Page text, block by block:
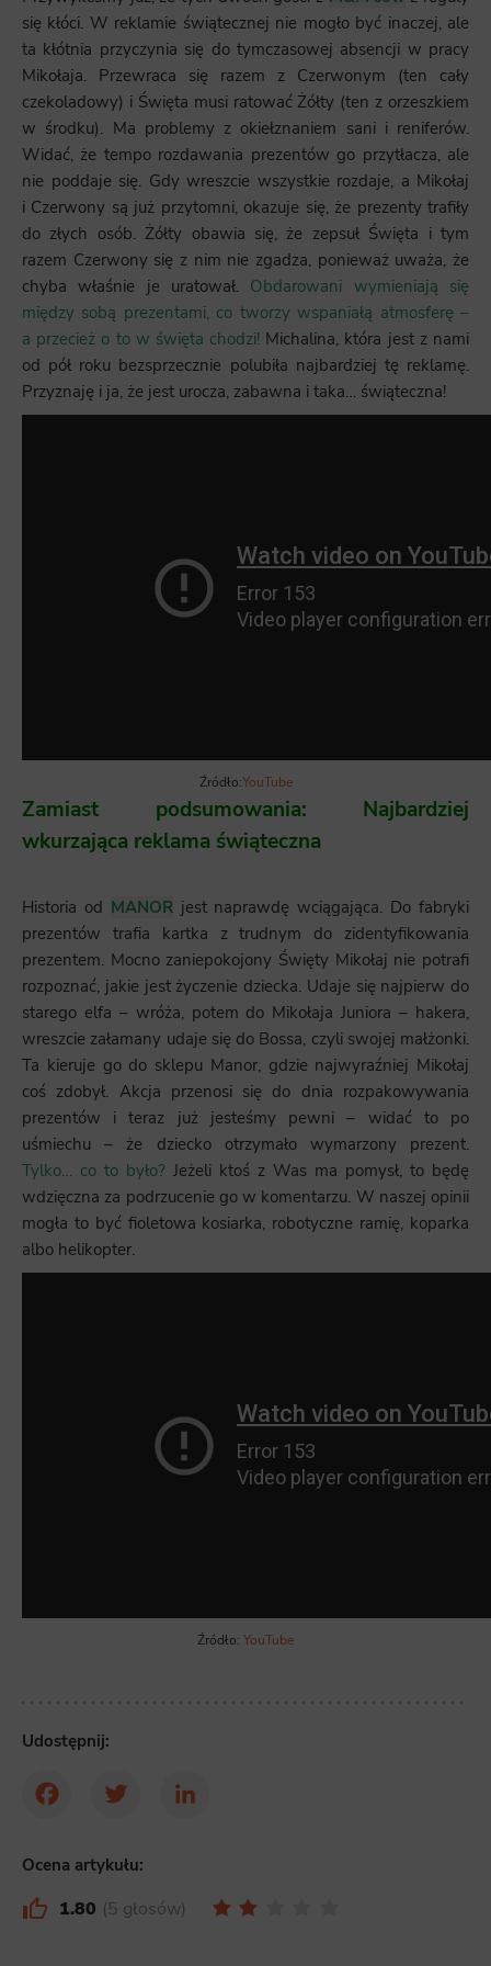
się kłóci. W reklamie świątecznej nie mogło być inaczej, ale
ta kłótnia przyczynia się do tymczasowej absencji w pracy
Mikołaja. Przewraca się razem z Czerwonym (ten cały
czekoladowy) i Święta musi ratować Żółty (ten z orzeszkiem
w środku). Ma problemy z okiełznaniem sani i reniferów.
Widać, że tempo rozdawania prezentów go przytłacza, ale
nie poddaje się. Gdy wreszcie wszystkie rozdaje, a Mikołaj
i Czerwony są już przytomni, okazuje się, że prezenty trafiły
do złych osób. Żółty obawia się, że zepsuł Święta i tym
razem Czerwony się z nim nie zgadza, ponieważ uważa, że
chyba właśnie je uratował. Obdarowani wymieniają się
między sobą prezentami, co tworzy wspaniałą atmosferę –
a przecież o to w święta chodzi! Michalina, która jest z nami
od pół roku bezsprzecznie polubiła najbardziej tę reklamę.
Przyznaję i ja, że jest urocza, zabawna i taka… świąteczna!
Źródło:YouTube
Zamiast podsumowania: Najbardziej
wkurzająca reklama świąteczna
Historia od MANORjest naprawdę wciągająca. Do fabryki
prezentów trafia kartka z trudnym do zidentyfikowania
prezentem. Mocno zaniepokojony Święty Mikołaj nie potrafi
rozpoznać, jakie jest życzenie dziecka. Udaje się najpierw do
starego elfa – wróża, potem do Mikołaja Juniora – hakera,
wreszcie załamany udaje się do Bossa, czyli swojej małżonki.
Ta kieruje go do sklepu Manor, gdzie najwyraźniej Mikołaj
coś zdobył. Akcja przenosi się do dnia rozpakowywania
prezentów i teraz już jesteśmy pewni – widać to po
uśmiechu – że dziecko otrzymało wymarzony prezent.
Tylko… co to było? Jeżeli ktoś z Was ma pomysł, to będę
wdzięczna za podrzucenie go w komentarzu. W naszej opinii
mogła to być fioletowa kosiarka, robotyczne ramię, koparka
albo helikopter.
Źródło: YouTube
Udostępnij:
FacebookTwitter LinkedIn
Ocena artykułu:
1.80 5 głosów